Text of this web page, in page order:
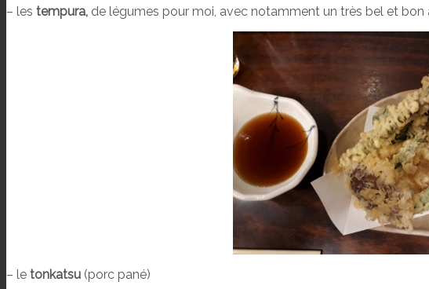
– les tempura, de légumes pour moi, avec notamment un très bel et
– le tonkatsu (porc pané)